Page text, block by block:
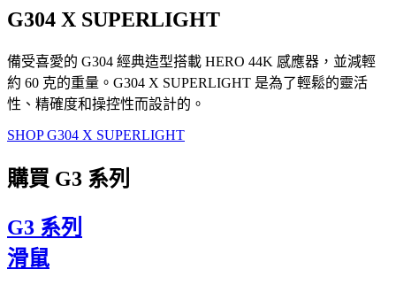
G304 X SUPERLIGHT
備受喜愛的 G304 經典造型搭載 HERO 44K 感應器，並減輕
約 60 克的重量。G304 X SUPERLIGHT 是為了輕鬆的靈活
性、精確度和操控性而設計的。
SHOP G304 X SUPERLIGHT
購買 G3 系列
G3 系列
滑鼠